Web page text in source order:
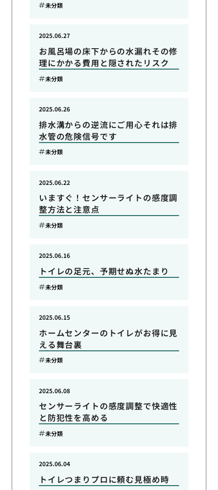
未分類
お風呂場の床下からの水漏れその修
理にかかる費用と隠されたリスク
2025.06.27
未分類
排水溝からの逆流にご用心それは排
水管の危険信号です
2025.06.26
未分類
いますぐ！センサーライトの感度調
整方法と注意点
2025.06.22
未分類
トイレの足元、予期せぬ水たまり
2025.06.16
未分類
ホームセンターのトイレがお得に見
える舞台裏
2025.06.15
未分類
センサーライトの感度調整で快適性
と防犯性を高める
2025.06.08
未分類
トイレつまりプロに頼む見極め時
2025.06.04